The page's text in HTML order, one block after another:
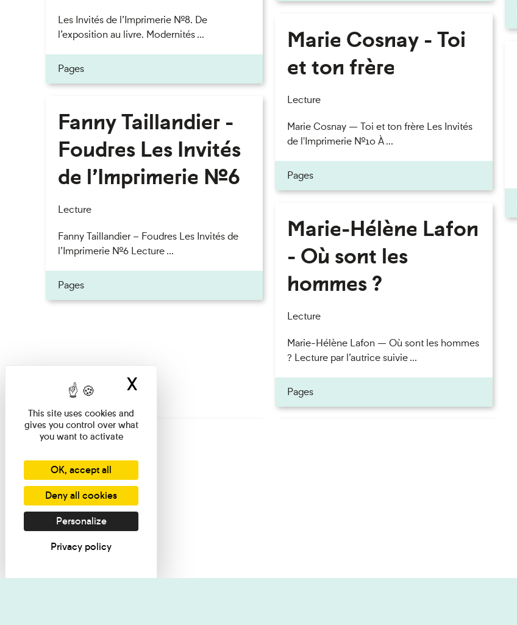
Les Invités de l’Imprimerie n°8. De
l’exposition au livre. Modernités ...
Pages
Fanny Taillandier -
Foudres Les Invités
de l’Imprimerie n°6
Lecture
Fanny Taillandier – Foudres Les Invités de
l’Imprimerie n°6 Lecture ...
Pages
Marie Cosnay - Toi
et ton frère
Lecture
Marie Cosnay — Toi et ton frère Les Invités
de l'Imprimerie n°10 À ...
Pages
Marie-Hélène Lafon
- Où sont les
hommes ?
Lecture
Marie-Hélène Lafon — Où sont les hommes
? Lecture par l’autrice suivie ...
Pages
This site uses cookies and
gives you control over what
you want to activate
OK, accept all
Deny all cookies
Personalize
Privacy policy
X Hide cookie banner